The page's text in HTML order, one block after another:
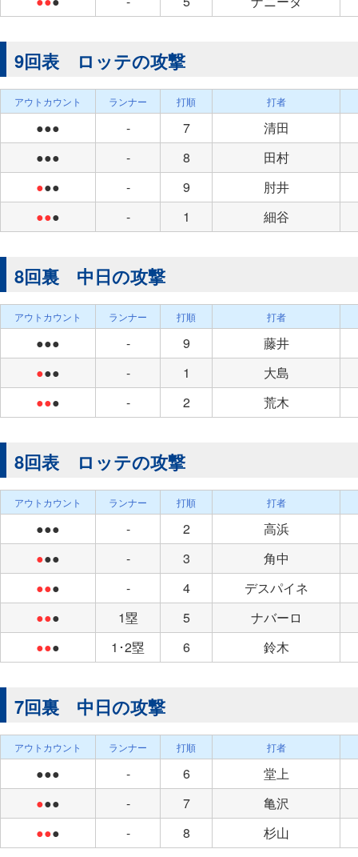
9回表 ロッテの攻撃
アウトカウント ランナー 打順 打者
●●● - 7
清田
●●●
- 8
田村
●●● - 9
肘井
●●● - 1 細谷
8回裏 中日の攻撃
アウトカウント ランナー 打順 打者
●●● - 9
藤井
●●● - 1
大島
●●● - 2 荒木
8回表 ロッテの攻撃
アウトカウント ランナー 打順 打者
●●● - 2
高浜
●●● - 3
角中
●●● - 4
デスパイネ
●●● 1塁 5
ナバーロ
●●● 1･2塁 6 鈴木
7回裏 中日の攻撃
アウトカウント ランナー 打順 打者
●●● - 6
堂上
●●● - 7
亀沢
●●● - 8 杉山